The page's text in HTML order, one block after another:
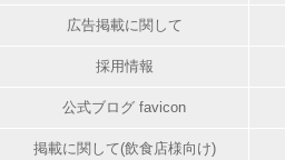
広告掲載に関して
採用情報
公式ブログ favicon
掲載に関して(飲食店様向け)